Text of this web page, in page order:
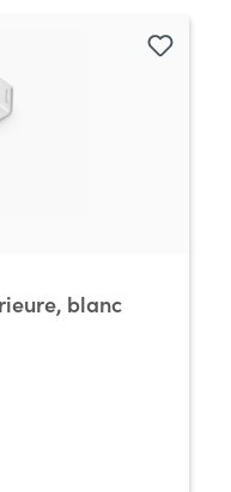
blanc